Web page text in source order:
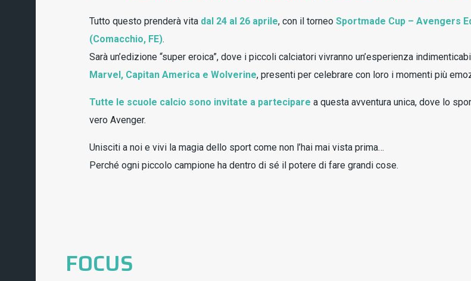
Tutto questo prenderà vita dal 24 al 26 aprile, con il torneo Sportmade Cup – Avengers
(Comacchio, FE).
Sarà un’edizione “super eroica”, dove i piccoli calciatori vivranno un’esperienza
Marvel, Capitan America e Wolverine, presenti per celebrare con loro i momenti più
Tutte le scuole calcio sono invitate a partecipare a questa avventura unica, dove lo
vero Avenger.
Unisciti a noi e vivi la magia dello sport come non l’hai mai vista prima…
Perché ogni piccolo campione ha dentro di sé il potere di fare grandi cose.
FOCUS